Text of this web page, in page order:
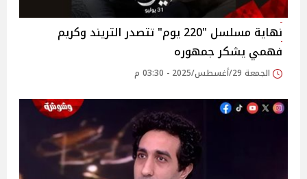
نهاية مسلسل "220 يوم" تتصدر التريند وكريم
فهمي يشكر جمهوره
الجمعة 29/أغسطس/2025 - 03:30 م